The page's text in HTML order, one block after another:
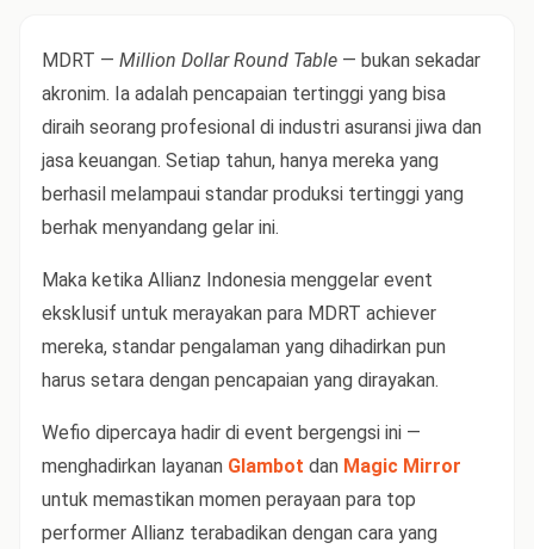
MDRT — Million Dollar Round Table — bukan sekadar
akronim. Ia adalah pencapaian tertinggi yang bisa
diraih seorang profesional di industri asuransi jiwa dan
jasa keuangan. Setiap tahun, hanya mereka yang
berhasil melampaui standar produksi tertinggi yang
berhak menyandang gelar ini.
Maka ketika Allianz Indonesia menggelar event
eksklusif untuk merayakan para MDRT achiever
mereka, standar pengalaman yang dihadirkan pun
harus setara dengan pencapaian yang dirayakan.
Wefio dipercaya hadir di event bergengsi ini —
menghadirkan layanan Glambot dan Magic Mirror
untuk memastikan momen perayaan para top
performer Allianz terabadikan dengan cara yang